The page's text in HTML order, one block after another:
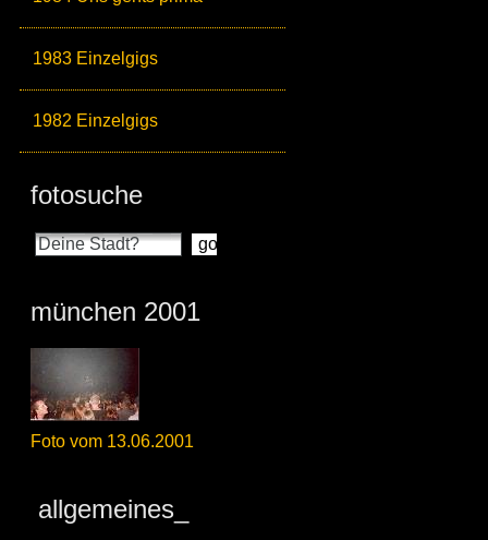
1983 Einzelgigs
1982 Einzelgigs
fotosuche
münchen 2001
Foto vom 13.06.2001
allgemeines_